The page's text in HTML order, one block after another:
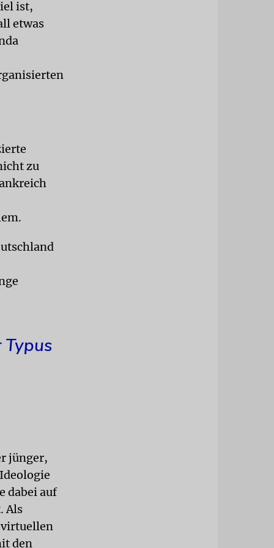
ist,
etwas
zu
jünger,
dabei auf
Als
den